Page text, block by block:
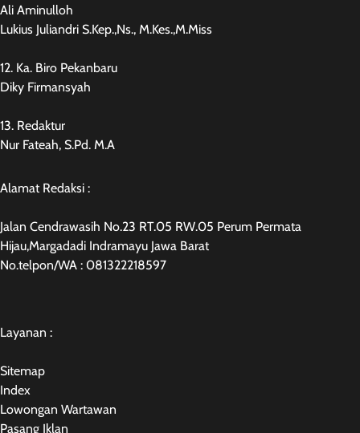
Ali Aminulloh
Lukius Juliandri S.Kep.,Ns., M.Kes.,M.Miss
12. Ka. Biro Pekanbaru
Diky Firmansyah
13. Redaktur
Nur Fateah, S.Pd. M.A
Alamat Redaksi :
Jalan Cendrawasih No.23 RT.05 RW.05 Perum Permata
Hijau,Margadadi Indramayu Jawa Barat
No.telpon/WA : 081322218597
Layanan :
Sitemap
Index
Lowongan Wartawan
Pasang Iklan